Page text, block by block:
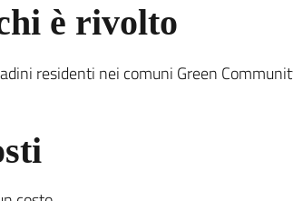
è rivolto
residenti nei comuni Green